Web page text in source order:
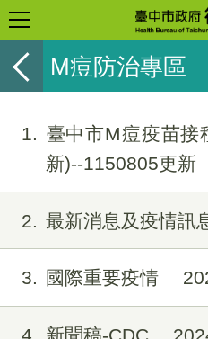
M痘防治專區
1
臺中市M痘疫苗接
新)--1150805更新
2 最新消息及疫情訊
3 國際重要疫情
4 新聞稿-CDC